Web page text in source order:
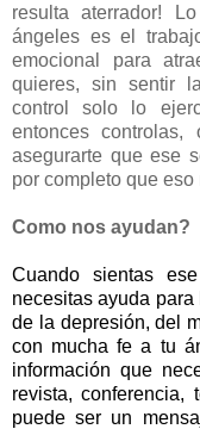
resulta aterrador!
ángeles es el
emocional para
quieres, sin sentir
control solo lo
entonces controlas,
asegurarte que ese
por completo que eso
Como nos ayudan?
Cuando sientas
necesitas ayuda
de la depresión, del
con mucha fe a tu
información que
revista, conferencia,
puede ser un